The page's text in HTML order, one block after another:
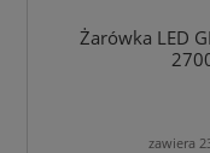
Żarówka LED
zawiera